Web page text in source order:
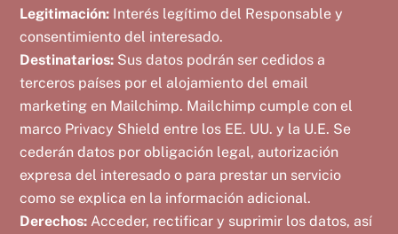
Legitimación: Interés legítimo del Responsable y
consentimiento del interesado.
Destinatarios: Sus datos podrán ser cedidos a
terceros países por el alojamiento del email
marketing en Mailchimp. Mailchimp cumple con el
marco Privacy Shield entre los EE. UU. y la U.E. Se
cederán datos por obligación legal, autorización
expresa del interesado o para prestar un servicio
como se explica en la información adicional.
Derechos: Acceder, rectificar y suprimir los datos, así